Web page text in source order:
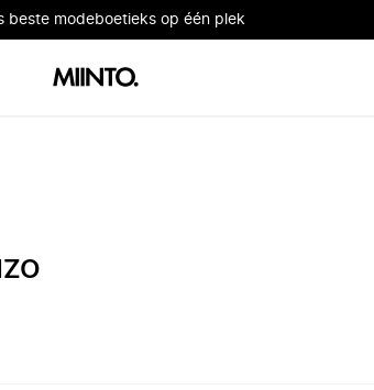
beste modeboetieks op één plek